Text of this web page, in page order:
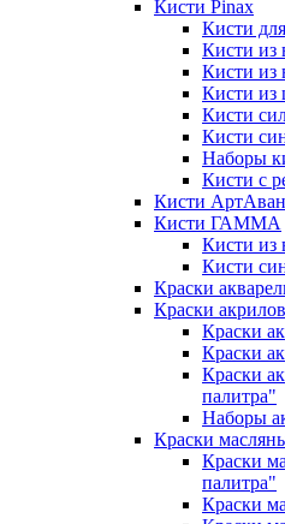
Кисти Pinax
Кисти
Кисти из
Кисти из
Кисти из
Кисти
Кисти
Наборы
Кисти с
Кисти
Кисти ГАММА
Кисти из
Кисти
Краски
Краски
Краски
Краски
Краски
палитра"
Наборы
Краски
Краски
палитра"
Краски